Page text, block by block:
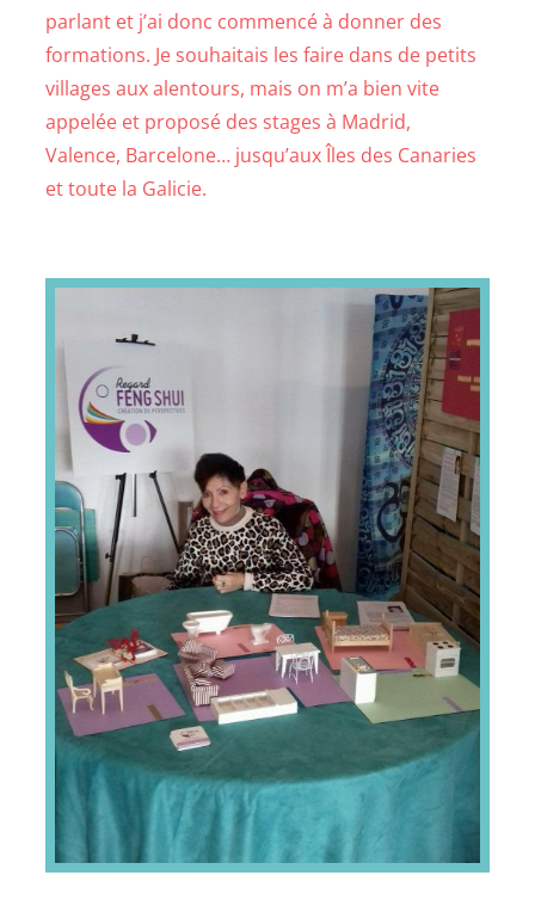
parlant et j’ai donc commencé à donner des
formations. Je souhaitais les faire dans de petits
villages aux alentours, mais on m’a bien vite
appelée et proposé des stages à Madrid,
Valence, Barcelone… jusqu’aux Îles des Canaries
et toute la Galicie.